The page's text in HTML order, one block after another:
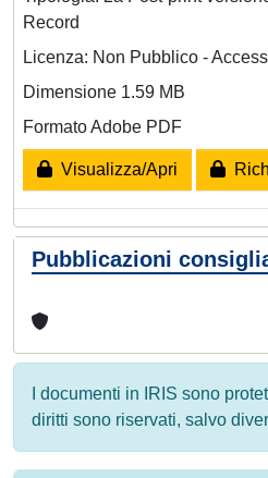
Record
Licenza: Non Pubblico -
Dimensione 1.59 MB
Formato Adobe PDF
Visualizza/Apri
Pubblicazioni
I documenti in IRIS sono
diritti sono riservati, salvo